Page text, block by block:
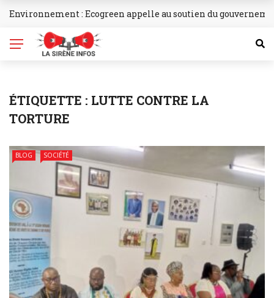
BREAKING NEWS
Environnement : Ecogreen appelle au soutien du
ÉTIQUETTE : LUTTE CONTRE LA
TORTURE
BLOG SOCIÉTÉ